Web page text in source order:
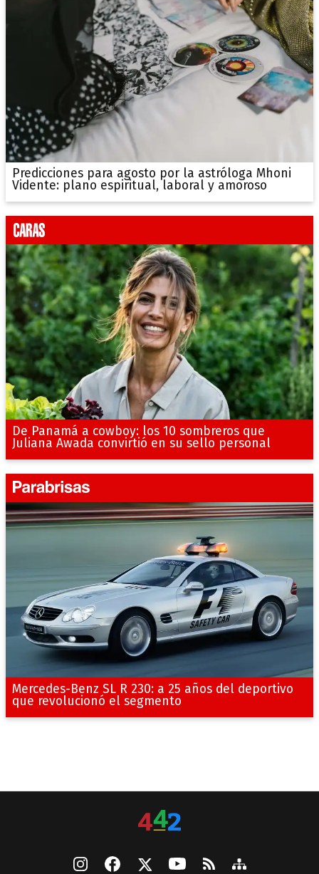
Predicciones para agosto por la astróloga Mhoni
Vidente: plano espiritual, laboral y amoroso
De Panamá a cowboy: los 10 sombreros que
Juliana Awada convirtió en su sello personal
Mercedes-Benz SL R 230: a 25 años del deportivo
que revolucionó el segmento